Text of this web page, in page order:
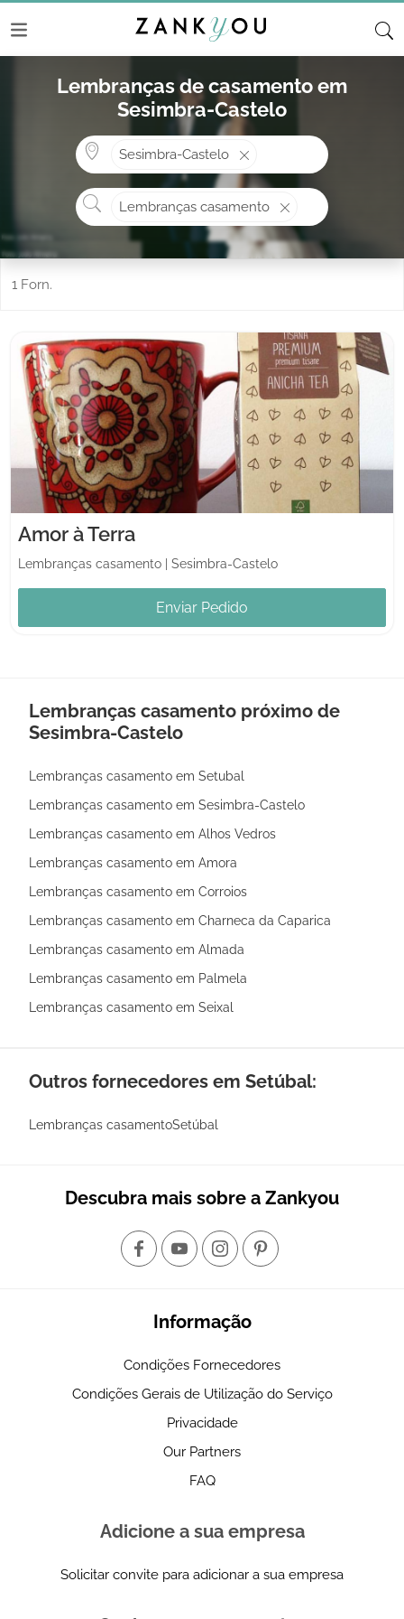
Lembranças de casamento em
Sesimbra-Castelo
Onde? ex: Cascais
Sesimbra-Castelo
O que procura?
Lembranças casamento
1 Forn.
Amor à Terra
Lembranças casamento Sesimbra-Castelo
Enviar Pedido
Lembranças casamento próximo de
Sesimbra-Castelo
Lembranças casamento em Setubal
Lembranças casamento em Sesimbra-Castelo
Lembranças casamento em Alhos Vedros
Lembranças casamento em Amora
Lembranças casamento em Corroios
Lembranças casamento em Charneca da Caparica
Lembranças casamento em Almada
Lembranças casamento em Palmela
Lembranças casamento em Seixal
Outros fornecedores em Setúbal:
Lembranças casamentoSetúbal
Descubra mais sobre a Zankyou
Informação
Condições Fornecedores
Condições Gerais de Utilização do Serviço
Privacidade
Our Partners
FAQ
Adicione a sua empresa
Solicitar convite para adicionar a sua empresa